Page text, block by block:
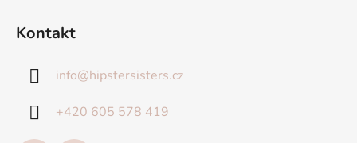
Kontakt
info@hipstersisters.cz
+420 605 578 419